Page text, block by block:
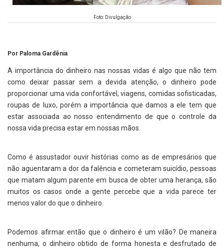
Foto: Divulgação
Por Paloma Gardênia
A importância do dinheiro nas nossas vidas é algo que não tem
como deixar passar sem a devida atenção, o dinheiro pode
proporcionar uma vida confortável, viagens, comidas sofisticadas,
roupas de luxo, porém a importância que damos a ele tem que
estar associada ao nosso entendimento de que o controle da
nossa vida precisa estar em nossas mãos.
Como é assustador ouvir histórias como as de empresários que
não aguentaram a dor da falência e cometeram suicídio, pessoas
que matam algum parente em busca de obter uma herança, são
muitos os casos onde a gente percebe que a vida parece ter
menos valor do que o dinheiro.
Podemos afirmar então que o dinheiro é um vilão? De maneira
nenhuma, o dinheiro obtido de forma honesta e desfrutado de